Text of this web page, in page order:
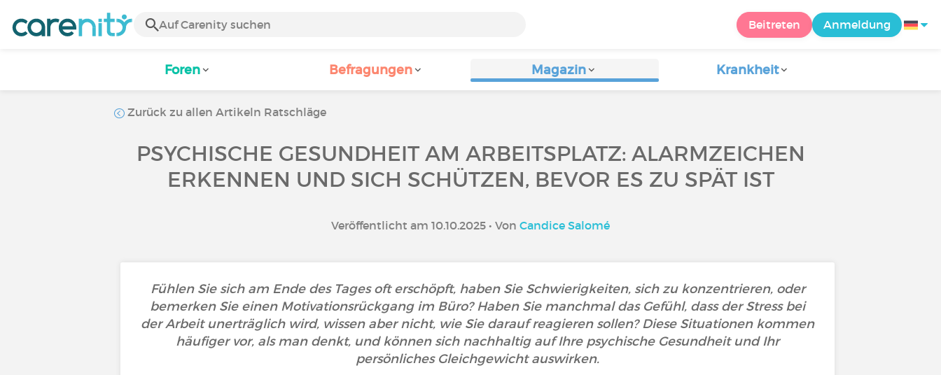
Beitreten Anmeldung
Foren Befragungen Magazin Krankheit
Zurück zu allen Artikeln Ratschläge
PSYCHISCHE GESUNDHEIT AM ARBEITSPLATZ: ALARMZEICHEN
ERKENNEN UND SICH SCHÜTZEN, BEVOR ES ZU SPÄT IST
Veröffentlicht am 10.10.2025 • Von Candice Salomé
Fühlen Sie sich am Ende des Tages oft erschöpft, haben Sie Schwierigkeiten, sich zu konzentrieren, oder
bemerken Sie einen Motivationsrückgang im Büro? Haben Sie manchmal das Gefühl, dass der Stress bei
der Arbeit unerträglich wird, wissen aber nicht, wie Sie darauf reagieren sollen? Diese Situationen kommen
häufiger vor, als man denkt, und können sich nachhaltig auf Ihre psychische Gesundheit und Ihr
persönliches Gleichgewicht auswirken.